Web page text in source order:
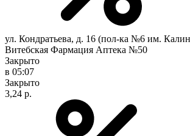
ул. Кондратьева, д. 16 (пол-ка №6 им.
Витебская Фармация Аптека №50
Закрыто
в 05:07
Закрыто
3,24 р.